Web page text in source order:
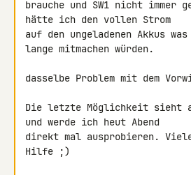
brauche und SW1 nicht immer
hätte ich den vollen Strom
auf den ungeladenen Akkus
lange mitmachen würden.
dasselbe Problem mit dem
Die letzte Möglichkeit sieht
und werde ich heut Abend
direkt mal ausprobieren.
Hilfe ;)